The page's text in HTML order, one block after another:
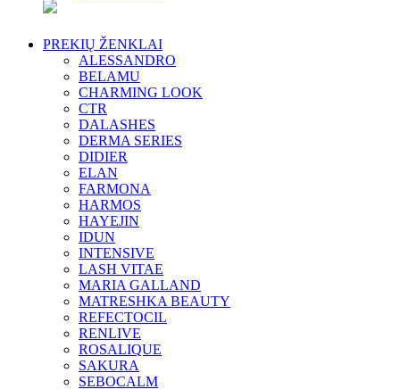
PREKIŲ ŽENKLAI
ALESSANDRO
BELAMU
CHARMING LOOK
CTR
DALASHES
DERMA SERIES
DIDIER
ELAN
FARMONA
HARMOS
HAYEJIN
IDUN
INTENSIVE
LASH VITAE
MARIA GALLAND
MATRESHKA BEAUTY
REFECTOCIL
RENLIVE
ROSALIQUE
SAKURA
SEBOCALM